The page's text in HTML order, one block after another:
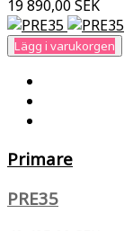
19 890,00 SEK
Lägg i varukorgen
Primare
PRE35